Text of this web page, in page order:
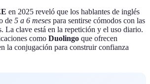
en 2025 reveló que los hablantes de inglés
de 5 a 6 meses para sentirse cómodos con las
La clave está en la repetición y el uso diario.
como Duolingo que ofrecen
la conjugación para construir confianza